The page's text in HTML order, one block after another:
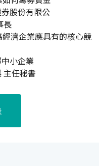
有限公
濟企業應具有的核心競
企業
書